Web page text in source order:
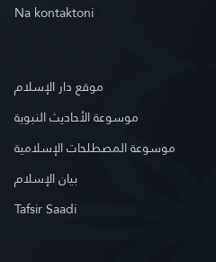
Na kontaktoni
موقع دار الإسلام
موسوعة الأحاديث النبوية
موسوعة المصطلحات الإسلامية
بيان الإسلام
Tafsir Saadi